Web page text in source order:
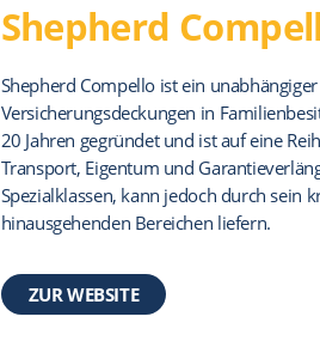
Shepherd
Shepherd Compello ist ein
Versicherungsdeckungen in
20 Jahren gegründet und ist auf eine
Transport, Eigentum und
Spezialklassen, kann jedoch durch sein
hinausgehenden Bereichen liefern.
ZUR WEBSITE